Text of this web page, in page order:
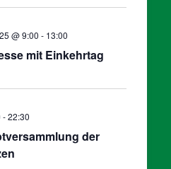
mit Einkehrtag
@ 9:00 - 13:00
der
-22:30